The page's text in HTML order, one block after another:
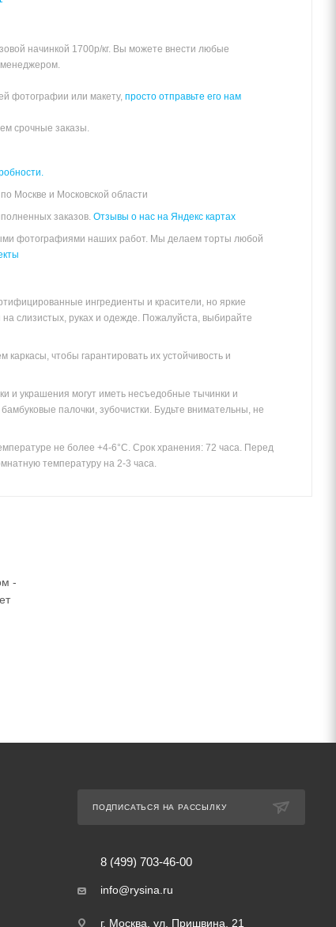
начинкой 1700р/кг. Вы можете внести любые
менеджером.
фотографии или макету, просто отправьте его нам
срочные заказы.
Москве и Московской области
заказов. Отзывы о нас на Яндекс картах
фотографиями наших работ. Мы делаем торты любой
ингредиенты и красители, но яркие
слизистых, руках и одежде. Пожалуйста, выбирайте
чтобы гарантировать их устойчивость и
и украшения могут иметь несъедобные тычинки и
палочки, зубочистки. Будьте внимательны, не
не более +4-6°С. Срок хранения: 72 часа. Перед
температуру на 2-3 часа.
-
ПОДПИСАТЬСЯ НА РАССЫЛКУ
8 (499) 703-46-00
info@rysina.ru
г. Москва, ул. Пришвина, 21